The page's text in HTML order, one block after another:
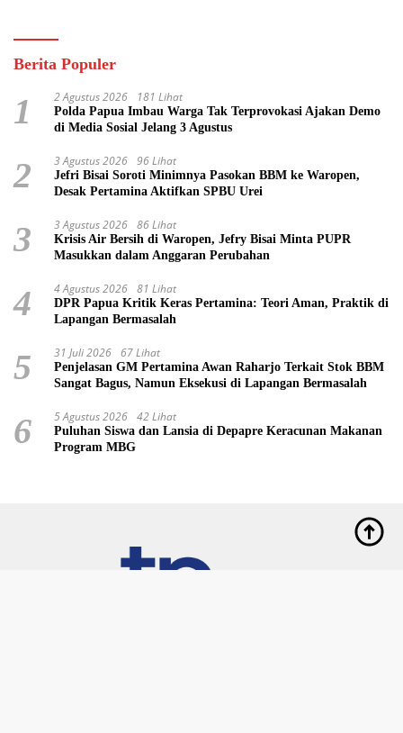
Berita Populer
1 2 Agustus 2026 181 Lihat
Polda Papua Imbau Warga Tak Terprovokasi Ajakan Demo
di Media Sosial Jelang 3 Agustus
2 3 Agustus 2026 96 Lihat
Jefri Bisai Soroti Minimnya Pasokan BBM ke Waropen,
Desak Pertamina Aktifkan SPBU Urei
3 3 Agustus 2026 86 Lihat
Krisis Air Bersih di Waropen, Jefry Bisai Minta PUPR
Masukkan dalam Anggaran Perubahan
4 4 Agustus 2026 81 Lihat
DPR Papua Kritik Keras Pertamina: Teori Aman, Praktik di
Lapangan Bermasalah
5 31 Juli 2026 67 Lihat
Penjelasan GM Pertamina Awan Raharjo Terkait Stok BBM
Sangat Bagus, Namun Eksekusi di Lapangan Bermasalah
6 5 Agustus 2026 42 Lihat
Puluhan Siswa dan Lansia di Depapre Keracunan Makanan
Program MBG